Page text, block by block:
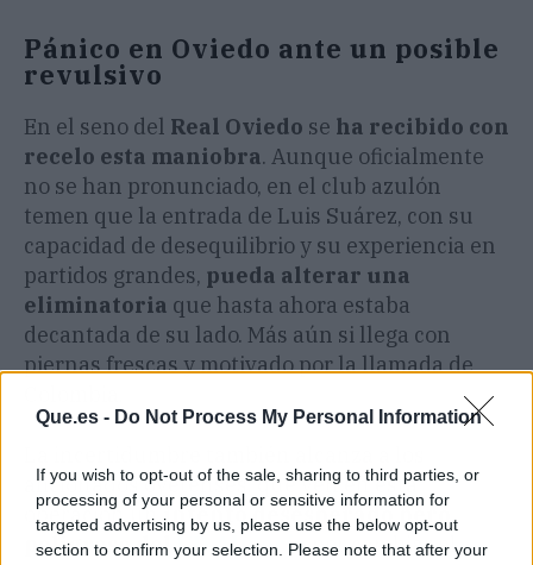
Que.es - Do Not Process My Personal Information
If you wish to opt-out of the sale, sharing to third parties, or
processing of your personal or sensitive information for
targeted advertising by us, please use the below opt-out
section to confirm your selection. Please note that after your
Pánico en Oviedo ante un posible
revulsivo
En el seno del Real Oviedo se ha recibido con
recelo esta maniobra. Aunque oficialmente
no se han pronunciado, en el club azulón
temen que la entrada de Luis Suárez, con su
capacidad de desequilibrio y su experiencia en
partidos grandes, pueda alterar una
eliminatoria que hasta ahora estaba
decantada de su lado. Más aún si llega con
piernas frescas y motivado por la llamada de
aficionados ovetenses, que ven en esta
operación unintento desesperado pero
peligroso delUD Almeríapor cambiar el